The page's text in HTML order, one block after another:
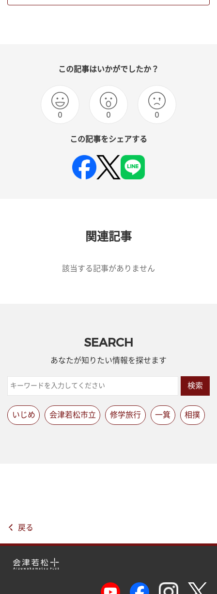
この記事はいかがでしたか？
0 0 0
この記事をシェアする
関連記事
該当する記事がありません
SEARCH
あなたが知りたい情報を探せます
検索
いじめ 会津若松市立 修学旅行 一箕 相撲
戻る